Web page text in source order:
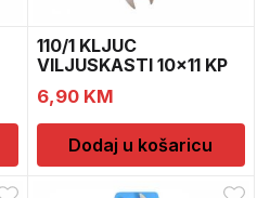
110/1 KLJUC
VILJUSKASTI 10×11 KP
600068
6,90 KM
Dodaj u košaricu